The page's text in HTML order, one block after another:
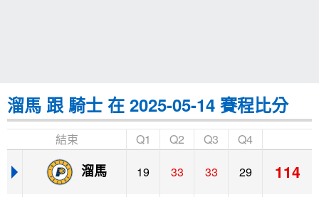
溜馬 跟 騎士 在 2025-05-14 賽程比分
結束 Q1 Q2 Q3 Q4
溜馬 19 33 33 29 114